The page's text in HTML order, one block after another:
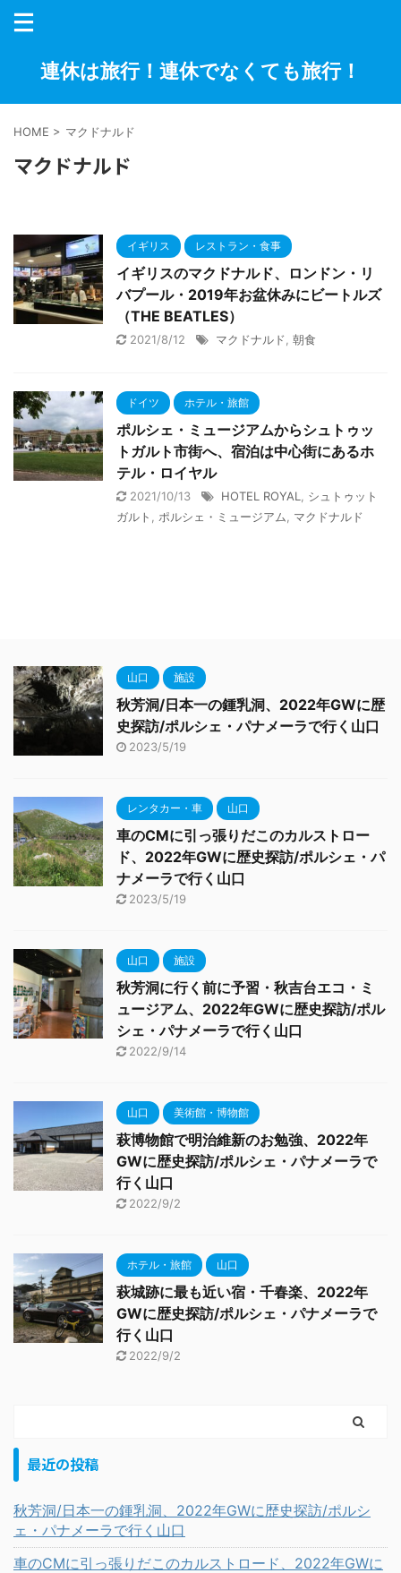
連休は旅行！連休でなくても旅行！
HOME > マクドナルド
マクドナルド
イギリス レストラン・食事
イギリスのマクドナルド、ロンドン・リ
バプール・2019年お盆休みにビートルズ
（THE BEATLES）
2021/8/12 マクドナルド 朝食
ドイツ ホテル・旅館
ポルシェ・ミュージアムからシュトゥッ
トガルト市街へ、宿泊は中心街にあるホ
テル・ロイヤル
2021/10/13 HOTEL ROYAL
シュトゥット
ガルト
ポルシェ・ミュージアム マクドナルド
山口 施設
秋芳洞/日本一の鍾乳洞、2022年GWに歴
史探訪/ポルシェ・パナメーラで行く山口
2023/5/19
レンタカー・車 山口
車のCMに引っ張りだこのカルストロー
ド、2022年GWに歴史探訪/ポルシェ・パ
ナメーラで行く山口
2023/5/19
山口 施設
秋芳洞に行く前に予習・秋吉台エコ・ミ
ュージアム、2022年GWに歴史探訪/ポル
シェ・パナメーラで行く山口
2022/9/14
山口 美術館・博物館
萩博物館で明治維新のお勉強、2022年
GWに歴史探訪/ポルシェ・パナメーラで
行く山口
2022/9/2
ホテル・旅館 山口
萩城跡に最も近い宿・千春楽、2022年
GWに歴史探訪/ポルシェ・パナメーラで
行く山口
2022/9/2
最近の投稿
秋芳洞/日本一の鍾乳洞、2022年GWに歴史探訪/ポルシ
ェ・パナメーラで行く山口
車のCMに引っ張りだこのカルストロード、2022年GWに